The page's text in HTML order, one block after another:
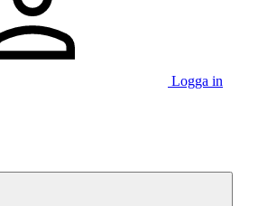
Logga in